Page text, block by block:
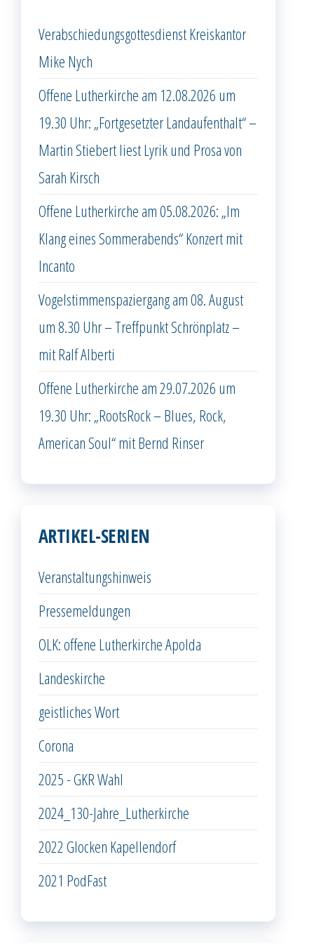
Verabschiedungsgottesdienst Kreiskantor
Mike Nych
Offene Lutherkirche am 12.08.2026 um
19.30 Uhr: „Fortgesetzter Landaufenthalt“ –
Martin Stiebert liest Lyrik und Prosa von
Sarah Kirsch
Offene Lutherkirche am 05.08.2026: „Im
Klang eines Sommerabends“ Konzert mit
Incanto
Vogelstimmenspaziergang am 08. August
um 8.30 Uhr – Treffpunkt Schrönplatz –
mit Ralf Alberti
Offene Lutherkirche am 29.07.2026 um
19.30 Uhr: „RootsRock – Blues, Rock,
American Soul“ mit Bernd Rinser
ARTIKEL-SERIEN
Veranstaltungshinweis
Pressemeldungen
OLK: offene Lutherkirche Apolda
Landeskirche
geistliches Wort
Corona
2025 - GKR Wahl
2024_130-Jahre_Lutherkirche
2022 Glocken Kapellendorf
2021 PodFast